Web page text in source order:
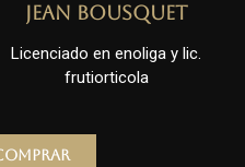
Jean Bousquet
Licenciado en enoliga y lic.
frutiorticola